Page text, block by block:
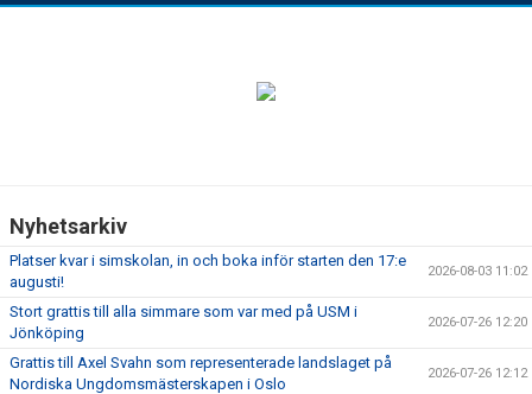
TRIATHLON
KLUBBKLÄDER
Nyhetsarkiv
Platser kvar i simskolan, in och boka inför starten den 17:e
augusti!
2026-08-03 11:02
Stort grattis till alla simmare som var med på USM i
Jönköping
2026-07-26 12:20
Grattis till Axel Svahn som representerade landslaget på
Nordiska Ungdomsmästerskapen i Oslo
2026-07-26 12:12